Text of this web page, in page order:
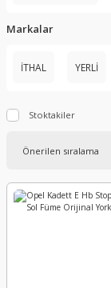
Markalar
İTHAL YERLİ
Stoktakiler